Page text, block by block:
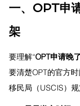
一、OPT申
架
要理解“OPT申请晚
要清楚OPT的官方
移民局（USCIS）规